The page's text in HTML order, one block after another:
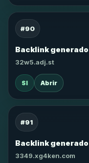
#90
Backlink
32w5.adj.st
SI Abrir
#91
Backlink generado
3349.xg4ken.com